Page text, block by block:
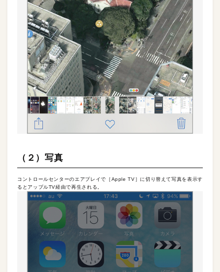
（２）写真
コントロールセンターのエアプレイで［Apple TV］に切り替えて写真を表示す
るとアップルTV経由で再生される。